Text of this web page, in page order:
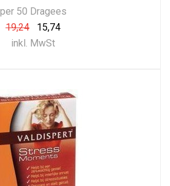
per 50 Dragees
19,24
15,74
inkl. MwSt